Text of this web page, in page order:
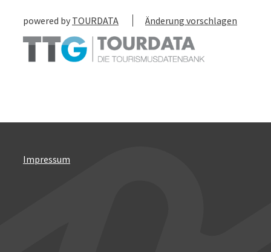
powered by TOURDATA Änderung vorschlagen
Impressum